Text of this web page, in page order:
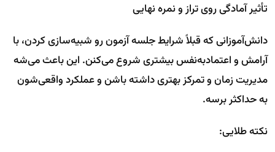
تأثیر آمادگی روی تراز و نمره نهایی
دانش‌آموزانی که قبلاً شرایط جلسه آزمون رو شبیه‌سازی کردن، با
آرامش و اعتمادبه‌نفس بیشتری شروع می‌کنن. این باعث می‌شه
مدیریت زمان و تمرکز بهتری داشته باشن و عملکرد واقعی‌شون
به حداکثر برسه.
نکته طلایی: